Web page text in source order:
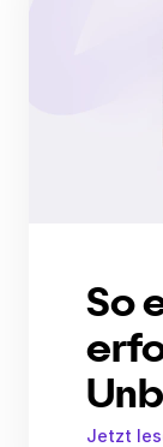
So
Jetzt